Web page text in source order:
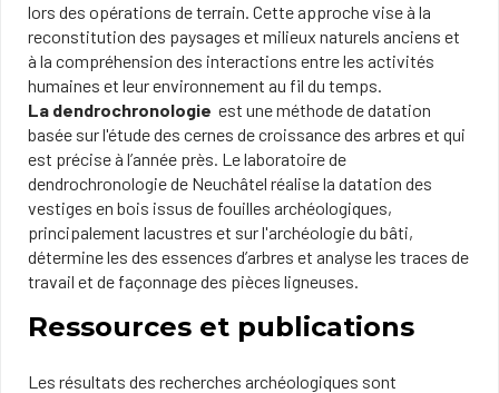
lors des opérations de terrain. Cette approche vise à la
reconstitution des paysages et milieux naturels anciens et
à la compréhension des interactions entre les activités
humaines et leur environnement au fil du temps.
La dendrochronologie est une méthode de datation
basée sur l'étude des cernes de croissance des arbres et qui
est précise à l’année près. Le laboratoire de
dendrochronologie de Neuchâtel réalise la datation des
vestiges en bois issus de fouilles archéologiques,
principalement lacustres et sur l'archéologie du bâti,
détermine les des essences d’arbres et analyse les traces de
travail et de façonnage des pièces ligneuses.
Ressources et publications
Les résultats des recherches archéologiques sont